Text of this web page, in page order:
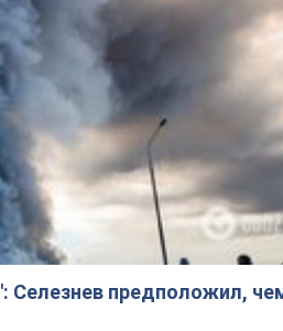
Селезнев предположил,